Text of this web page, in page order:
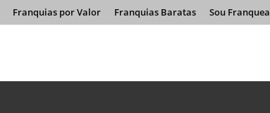
Franquias por Valor Franquias Baratas Sou